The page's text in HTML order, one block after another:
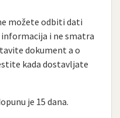
možete odbiti dati
i ne smatra
dokument a o
kada dostavljate
je 15 dana.